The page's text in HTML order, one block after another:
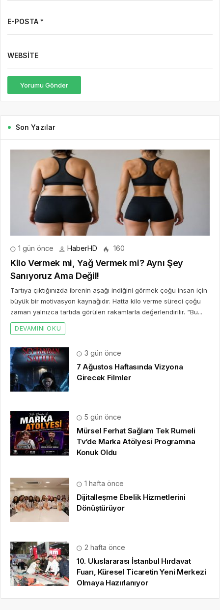
E-POSTA *
WEBSITE
Yorumu Gönder
Son Yazılar
1 gün önce HaberHD 160
Kilo Vermek mi, Yağ Vermek mi? Aynı Şey
Sanıyoruz Ama Değil!
Tartıya çıktığınızda ibrenin aşağı indiğini görmek çoğu insan için
büyük bir motivasyon kaynağıdır. Hatta kilo verme süreci çoğu
zaman yalnızca tartıda görülen rakamlarla değerlendirilir. “Bu...
DEVAMINI OKU
3 gün önce
7 Ağustos Haftasında Vizyona
Girecek Filmler
5 gün önce
Mürsel Ferhat Sağlam Tek Rumeli
Tv’de Marka Atölyesi Programına
Konuk Oldu
1 hafta önce
Dijitalleşme Ebelik Hizmetlerini
Dönüştürüyor
2 hafta önce
10. Uluslararası İstanbul Hırdavat
Fuarı, Küresel Ticaretin Yeni Merkezi
Olmaya Hazırlanıyor